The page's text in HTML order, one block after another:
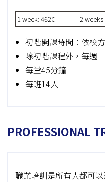
1 week: 462€ 2
初階開課時間：依校
除初階課程外，每週
每堂45分鐘
每班14人
PROFESSIONAL
職業培訓是所有人都可